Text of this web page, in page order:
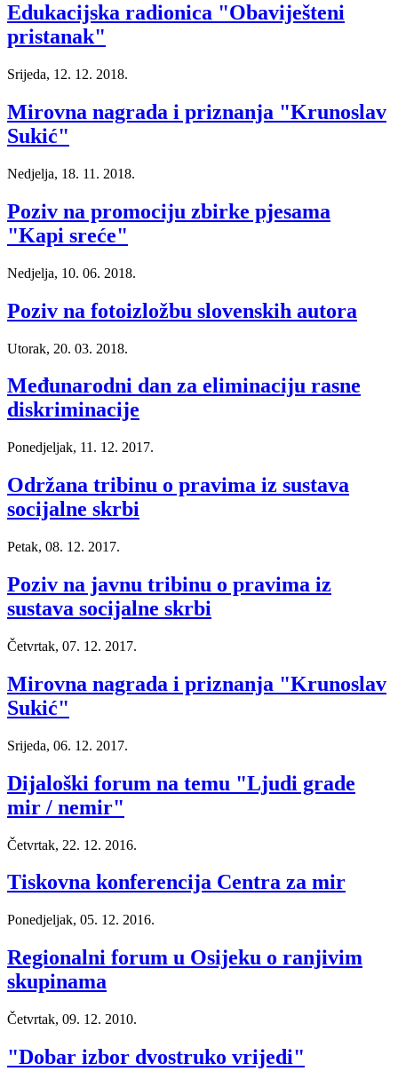
Edukacijska radionica "Obaviješteni
pristanak"
Srijeda, 12. 12. 2018.
Mirovna nagrada i priznanja "Krunoslav
Sukić"
Nedjelja, 18. 11. 2018.
Poziv na promociju zbirke pjesama
"Kapi sreće"
Nedjelja, 10. 06. 2018.
Poziv na fotoizložbu slovenskih autora
Utorak, 20. 03. 2018.
Međunarodni dan za eliminaciju rasne
diskriminacije
Ponedjeljak, 11. 12. 2017.
Održana tribinu o pravima iz sustava
socijalne skrbi
Petak, 08. 12. 2017.
Poziv na javnu tribinu o pravima iz
sustava socijalne skrbi
Četvrtak, 07. 12. 2017.
Mirovna nagrada i priznanja "Krunoslav
Sukić"
Srijeda, 06. 12. 2017.
Dijaloški forum na temu "Ljudi grade
mir / nemir"
Četvrtak, 22. 12. 2016.
Tiskovna konferencija Centra za mir
Ponedjeljak, 05. 12. 2016.
Regionalni forum u Osijeku o ranjivim
skupinama
Četvrtak, 09. 12. 2010.
"Dobar izbor dvostruko vrijedi"